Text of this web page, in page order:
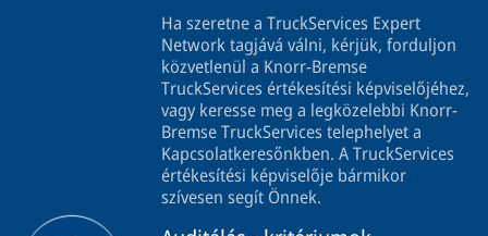
Ha szeretne a TruckServices Expert
Network tagjává válni, kérjük, forduljon
közvetlenül a Knorr-Bremse
TruckServices értékesítési képviselőjéhez,
vagy keresse meg a legközelebbi Knorr-
Bremse TruckServices telephelyet a
Kapcsolatkeresőnkben. A TruckServices
értékesítési képviselője bármikor
szívesen segít Önnek.